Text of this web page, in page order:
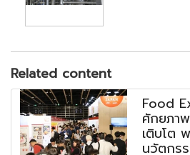
Related content
Food
ศักยภา
เติบโต
นวัตกรร